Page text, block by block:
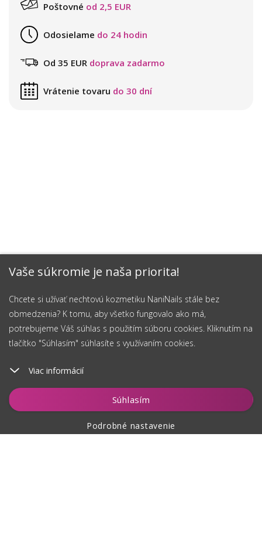
Vaše súkromie je naša priorita!
Chcete si užívať nechtovú kozmetiku NaniNails stále bez
obmedzenia? K tomu, aby všetko fungovalo ako má,
potrebujeme Váš súhlas s použitím súboru cookies. Kliknutím na
tlačítko "Súhlasím" súhlasíte s využívaním cookies.
Viac informácií
Súhlasím
Podrobné nastavenie
Vložiť do košíka
Poštovné od 2,5 EUR
Odosielame do 24 hodin
Od 35 EUR doprava zadarmo
Vrátenie tovaru do 30 dní